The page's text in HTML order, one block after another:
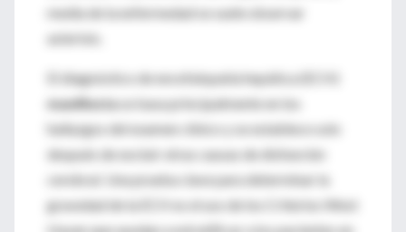
media de la enfermedad se suele observar
asterixis.
El diagnóstico de encefalopatía hepática (ECH)
manifiestase basa principalmente en los
hallazgos del examen clínico y se establece solo
después de excluir otras causas de disfunción
cerebral. Una prueba clave para determinar la
gravedad de la ECH es el uso de los Criterios West